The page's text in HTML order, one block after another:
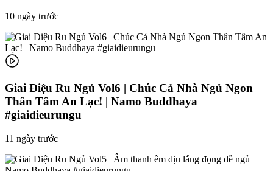
10 ngày trước
Giai Điệu Ru Ngủ Vol6 | Chúc Cả Nhà Ngủ Ngon
Thân Tâm An Lạc! | Namo Buddhaya
#giaidieurungu
11 ngày trước